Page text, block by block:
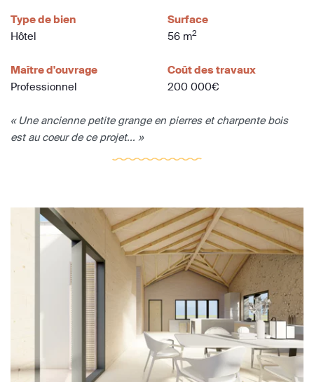
Type de bien
Hôtel
Surface
56 m2
Maître d'ouvrage
Professionnel
Coût des travaux
200 000€
« Une ancienne petite grange en pierres et charpente bois
est au coeur de ce projet... »